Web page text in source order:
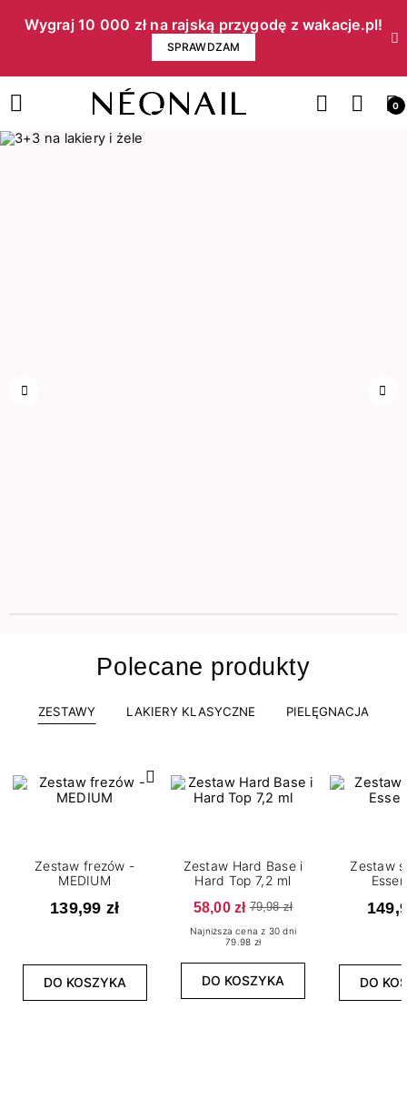
Wygraj 10 000 zł na rajską przygodę z wakacje.pl!​
SPRAWDZAM
0
Polecane produkty
ZESTAWY LAKIERY KLASYCZNE PIELĘGNACJA
Zestaw frezów -
MEDIUM
139,99 zł
DO KOSZYKA
Zestaw Hard Base i
Hard Top 7,2 ml
58,00 zł 79,98 zł
Najniższa cena z 30 dni
79.98 zł
DO KOSZYKA
Zestaw
DO